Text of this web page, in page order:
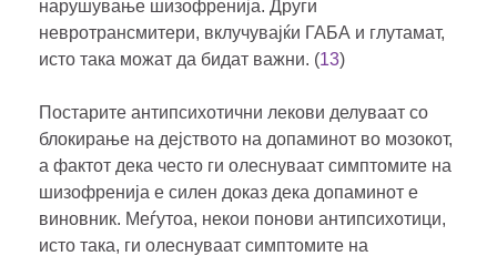
нарушување шизофренија. Други
невротрансмитери, вклучувајќи ГАБА и глутамат,
исто така можат да бидат важни. (13)
Постарите антипсихотични лекови делуваат со
блокирање на дејството на допаминот во мозокот,
а фактот дека често ги олеснуваат симптомите на
шизофренија е силен доказ дека допаминот е
виновник. Меѓутоа, некои понови антипсихотици,
исто така, ги олеснуваат симптомите на